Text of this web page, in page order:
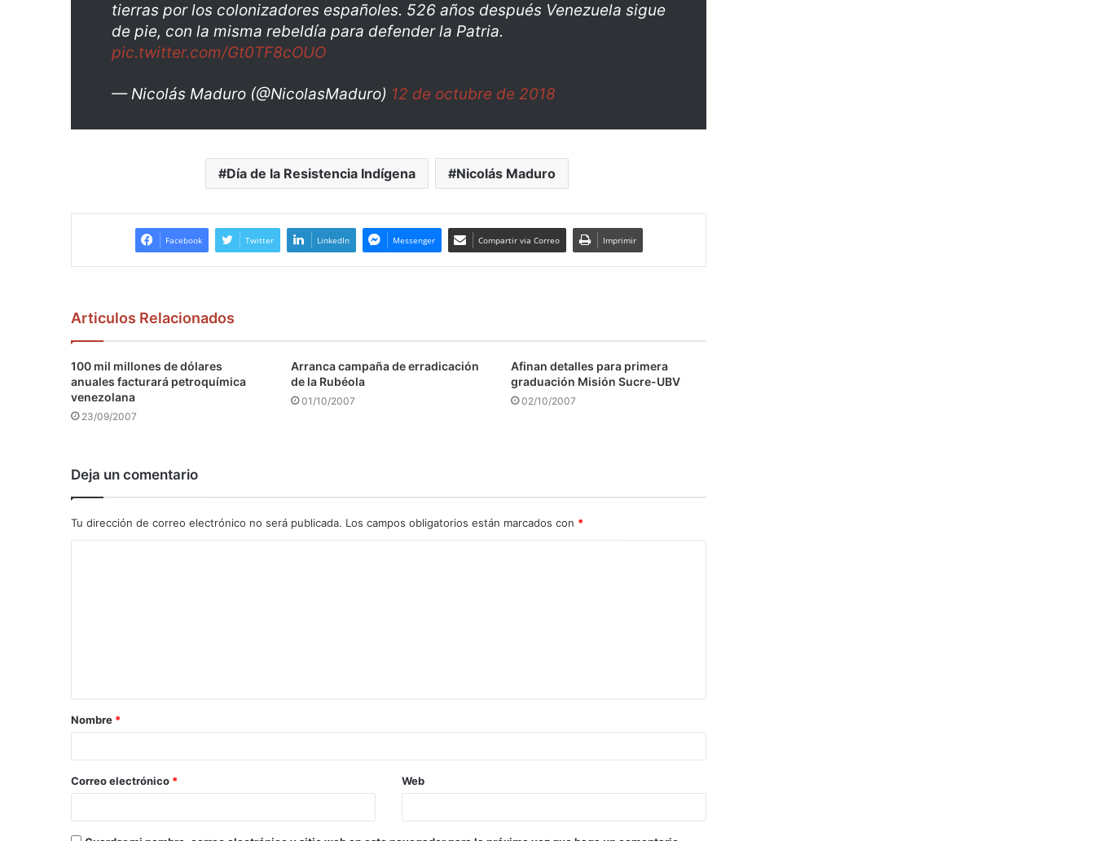
tierras por los colonizadores españoles. 526 años después Venezuela sigue
de pie, con la misma rebeldía para defender la Patria.
pic.twitter.com/Gt0TF8cOUO
— Nicolás Maduro (@NicolasMaduro) 12 de octubre de 2018
Día de la Resistencia Indígena Nicolás Maduro
Facebook Twitter LinkedIn Messenger Compartir via Correo Imprimir
Articulos Relacionados
100 mil millones de dólares
anuales facturará petroquímica
venezolana
23/09/2007
Arranca campaña de erradicación
de la Rubéola
01/10/2007
Afinan detalles para primera
graduación Misión Sucre-UBV
02/10/2007
Deja un comentario
Tu dirección de correo electrónico no será publicada. Los campos obligatorios están marcados con *
a
r
*
Nombre *
Correo electrónico * Web